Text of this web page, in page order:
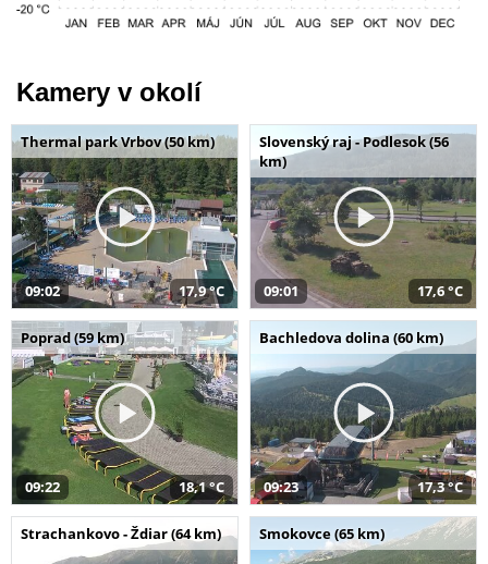
Kamery v okolí
Thermal park Vrbov (50 km)
09:02 17,9 °C
Slovenský raj - Podlesok (56
km)
09:01 17,6 °C
Poprad (59 km)
09:22 18,1 °C
Bachledova dolina (60 km)
09:23 17,3 °C
Strachankovo - Ždiar (64 km) Smokovce (65 km)